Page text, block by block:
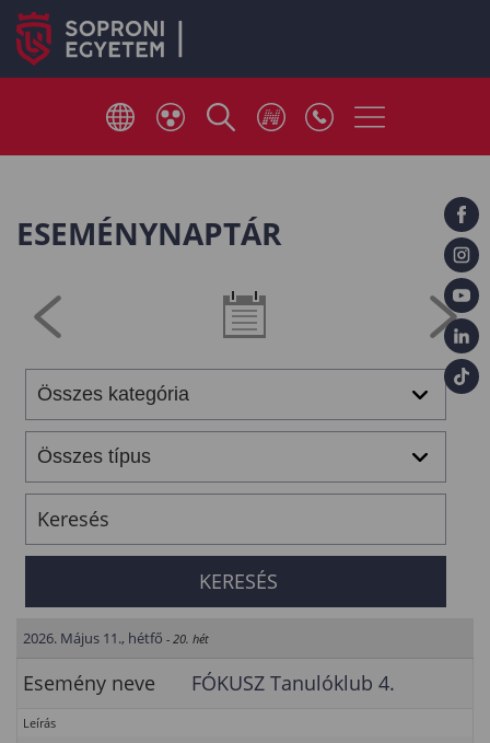
ESEMÉNYNAPTÁR
2026. Május 11., hétfő - 20. hét
Esemény neve FÓKUSZ Tanulóklub 4.
Leírás